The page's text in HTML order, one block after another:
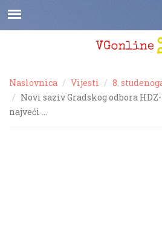
Naslovnica Vijesti
8.
Novi saziv Gradskog odbora
najveći …